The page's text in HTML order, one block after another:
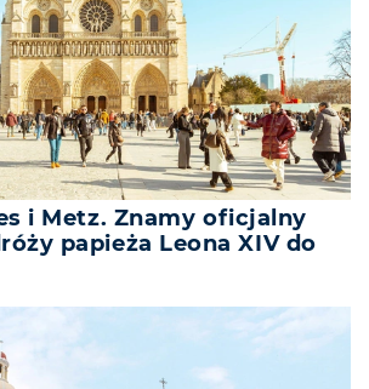
i Metz. Znamy oficjalny
papieża Leona XIV do